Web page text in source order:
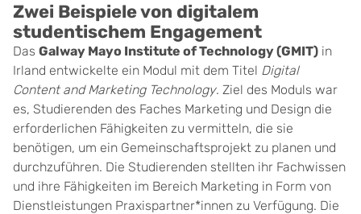
Zwei Beispiele von digitalem
studentischem Engagement
Das Galway Mayo Institute of Technology (GMIT) in
Irland entwickelte ein Modul mit dem Titel Digital
Content and Marketing Technology. Ziel des Moduls war
es, Studierenden des Faches Marketing und Design die
erforderlichen Fähigkeiten zu vermitteln, die sie
benötigen, um ein Gemeinschaftsprojekt zu planen und
durchzuführen. Die Studierenden stellten ihr Fachwissen
und ihre Fähigkeiten im Bereich Marketing in Form von
Dienstleistungen Praxispartner*innen zu Verfügung. Die